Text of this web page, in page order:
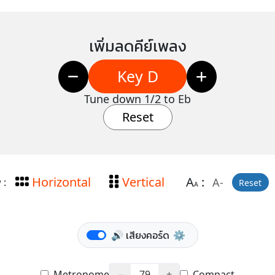
เพิ่มลดคีย์เพลง
Key D
Tune down 1/2 to Eb
Reset
: Horizontal Vertical AA: A- Reset
🔊 เสียงคอร์ด ⚙️